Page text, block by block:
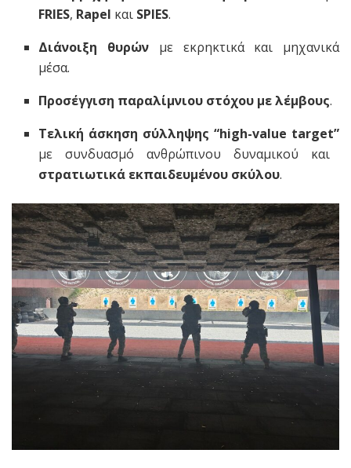
FRIES, Rapel και SPIES.
Διάνοιξη θυρών με εκρηκτικά και μηχανικά
μέσα.
Προσέγγιση παραλίμνιου στόχου με λέμβους.
Τελική άσκηση σύλληψης “high-value target”
με συνδυασμό ανθρώπινου δυναμικού και
στρατιωτικά εκπαιδευμένου σκύλου.